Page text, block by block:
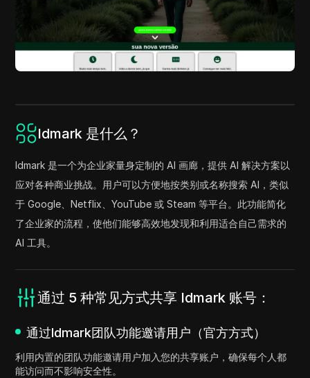
Idmark 是什么？
Idmark 是一个为企业家量身定制的 AI 画廊，提供 AI 解决方案以
应对各种商业挑战。用户可以方便地按类别或名称搜索 AI，类似
于 Google、Netflix、YouTube 或 Steam 等平台。此功能简化
了企业家的流程，使他们能够高效地发现和利用适合自己需求的
AI 工具。
通过 5 种常见方式共享 Idmark 账号：
通过Idmark团队功能邀请用户（官方方式）
利用内置的团队功能邀请用户加入您的共享账户，确保每个人都
能访问而不影响安全性。